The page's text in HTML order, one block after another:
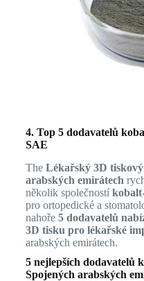
4. Top 5 dodavatelů
SAE
The Lékařský 3D
arabských emirátech
několik společností
pro ortopedické a
nahoře 5 dodavatelů
3D tisku pro lékařské
arabských emirátech.
5 nejlepších dodavatelů
Spojených arabských